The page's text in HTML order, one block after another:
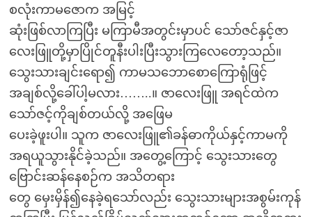
စလုံးကာမဇောက အမြင့်
ဆုံးဖြစ်လာကြပြီး မကြာမီအတွင်းမှာပင် သော်ဇင်နှင့်ဇာ
လေးဖြူတို့မှာပြိုင်တူနီးပါးပြီးသွားကြလေတော့သည်။
သွေးသားချင်းရော၍ ကာမသဘောစောကြောရုံဖြင့်
အချစ်လို့ခေါ်ပါ့မလား……..။ ဇာလေးဖြူ အရင်ထဲက
သော်ဇင့်ကိုချစ်တယ်လို့ အဖြေမ
ပေးခဲ့ဖူးပါ။ သူက ဇာလေးဖြူ၏ခန်ဓာကိုယ်နှင့်ကာမကို
အရယူသွားနိုင်ခဲ့သည်။ အတွေ့ကြောင့် သွေးသားတွေ
ဗြောင်းဆန်နေစဉ်က အသိတရား
တွေ မှေးမှိန်၍နေခဲ့ရသော်လည်း သွေးသားများအစွမ်းကုန်